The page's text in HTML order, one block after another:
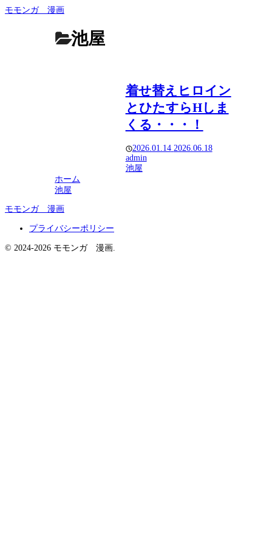
モモンガ 漫画
池屋
着せ替えヒロイン
とひたすらHしま
くる・・・！
2026.01.14 2026.06.18
admin
池屋
ホーム
池屋
モモンガ 漫画
プライバシーポリシー
© 2024-2026 モモンガ 漫画.